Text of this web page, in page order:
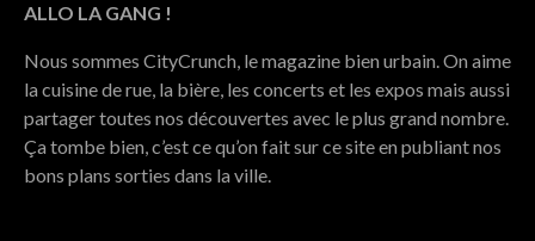
ALLO LA GANG !
Nous sommes CityCrunch, le magazine bien urbain. On aime
la cuisine de rue, la bière, les concerts et les expos mais aussi
partager toutes nos découvertes avec le plus grand nombre.
Ça tombe bien, c’est ce qu’on fait sur ce site en publiant nos
bons plans sorties dans la ville.